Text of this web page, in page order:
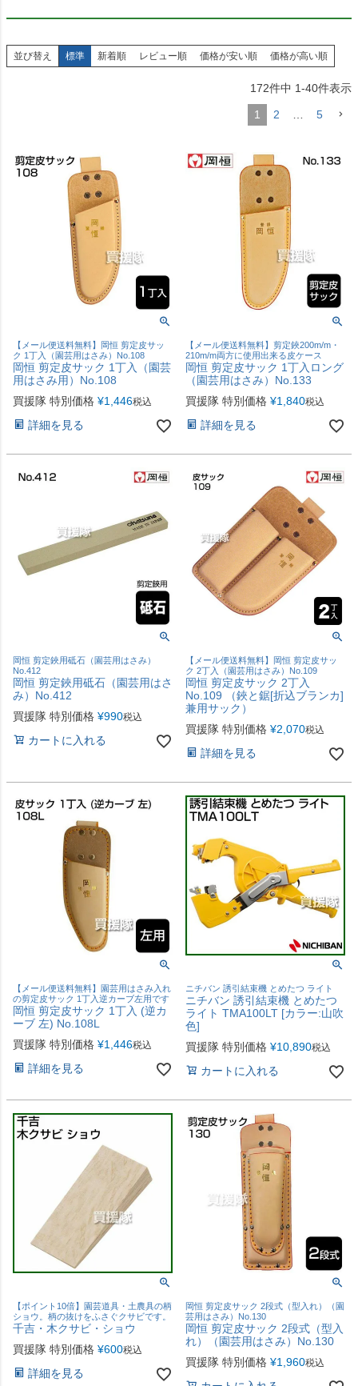
並び替え 標準 新着順 レビュー順 価格が安い順 価格が高い順
172件中 1-40件表示
1 2 … 5
【メール便送料無料】岡恒 剪定皮サッ
ク 1丁入（園芸用はさみ）No.108
岡恒 剪定皮サック 1丁入（園芸
用はさみ用）No.108
買援隊 特別価格 ¥1,446税込
詳細を見る
【メール便送料無料】剪定鋏200m/m・
210m/m両方に使用出来る皮ケース
岡恒 剪定皮サック 1丁入ロング
（園芸用はさみ）No.133
買援隊 特別価格 ¥1,840税込
詳細を見る
岡恒 剪定鋏用砥石（園芸用はさみ）
No.412
岡恒 剪定鋏用砥石（園芸用はさ
み）No.412
買援隊 特別価格 ¥990税込
カートに入れる
【メール便送料無料】岡恒 剪定皮サッ
ク 2丁入（園芸用はさみ）No.109
岡恒 剪定皮サック 2丁入
No.109 （鋏と鋸[折込ブランカ]
兼用サック）
買援隊 特別価格 ¥2,070税込
詳細を見る
【メール便送料無料】園芸用はさみ入れ
の剪定皮サック 1丁入逆カーブ左用です
岡恒 剪定皮サック 1丁入 (逆カ
ーブ 左) No.108L
買援隊 特別価格 ¥1,446税込
詳細を見る
ニチバン 誘引結束機 とめたつ ライト
ニチバン 誘引結束機 とめたつ
ライト TMA100LT [カラー:山吹
色]
買援隊 特別価格 ¥10,890税込
カートに入れる
【ポイント10倍】園芸道具・土農具の柄
ショウ。柄の抜けをふさぐクサビです。
千吉・木クサビ・ショウ
買援隊 特別価格 ¥600税込
詳細を見る
岡恒 剪定皮サック 2段式（型入れ）（園
芸用はさみ）No.130
岡恒 剪定皮サック 2段式（型入
れ）（園芸用はさみ）No.130
買援隊 特別価格 ¥1,960税込